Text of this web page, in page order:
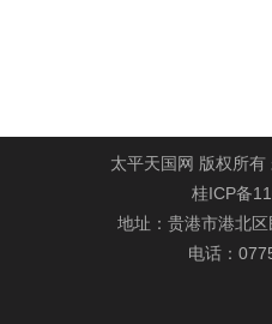
太平天国网 版权所
桂ICP备
地址：贵港市港北
电话：